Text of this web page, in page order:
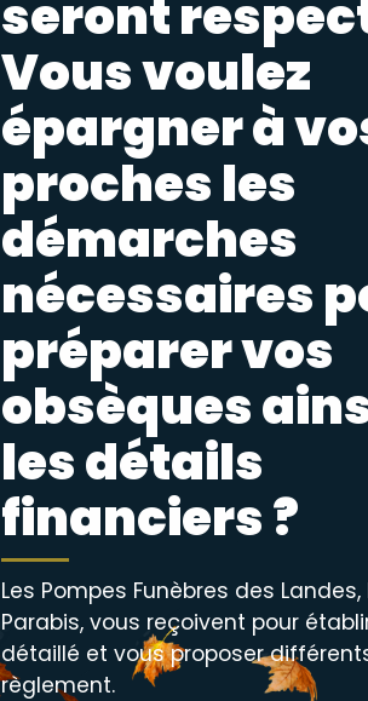
seront
Vous voulez
épargner à
proches les
démarches
nécessaires
préparer vos
obsèques
les détails
financiers ?
Les Pompes Funèbres des
Parabis, vous reçoivent pour
détaillé et vous proposer
règlement.